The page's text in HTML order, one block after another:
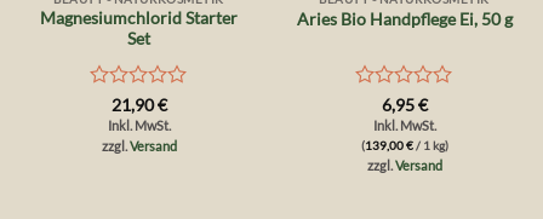
Magnesiumchlorid Starter
Set
Bewertet
mit
21,90€
Inkl. MwSt.
zzgl.Versand
Aries Bio Handpflege Ei, 50 g
Bewertet
mit
0
von
6,95€
Inkl. MwSt.
(139,00€/ 1 kg)
zzgl.Versand